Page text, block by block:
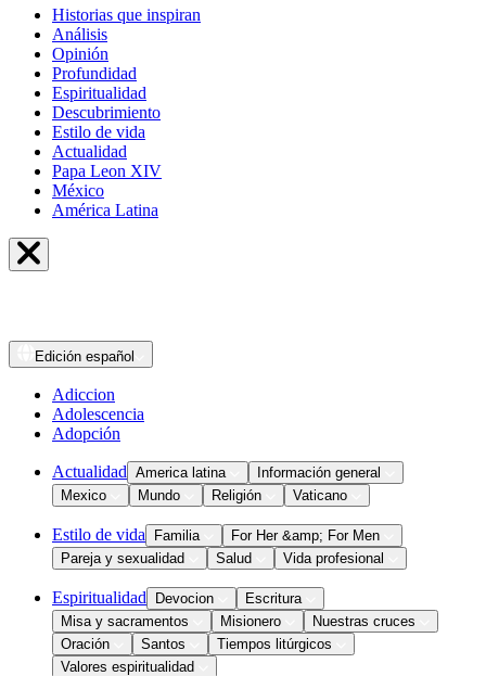
Historias que inspiran
Análisis
Opinión
Profundidad
Espiritualidad
Descubrimiento
Estilo de vida
Actualidad
Papa Leon XIV
México
América Latina
Edición español
Adiccion
Adolescencia
Adopción
Actualidad America latina
Información general
Mexico
Mundo Religión Vaticano
Estilo de vida Familia
For Her &amp; For Men
Pareja y sexualidad
Salud Vida profesional
Espiritualidad Devocion
Escritura
Misa y sacramentos
Misionero
Nuestras cruces
Oración
Santos
Tiempos litúrgicos
Valores espiritualidad